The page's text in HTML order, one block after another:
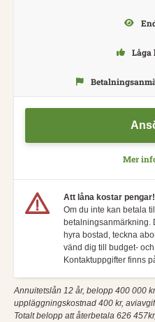
Mer
Låga
Att låna kostar pengar!
Om du inte kan betala
betalningsanmärkning.
hyra bostad, teckna
vänd dig till budget-
Kontaktuppgifter finns
Annuitetslån 12 år, belopp 400 000
uppläggningskostnad 400 kr,
Totalt belopp att återbetala 626